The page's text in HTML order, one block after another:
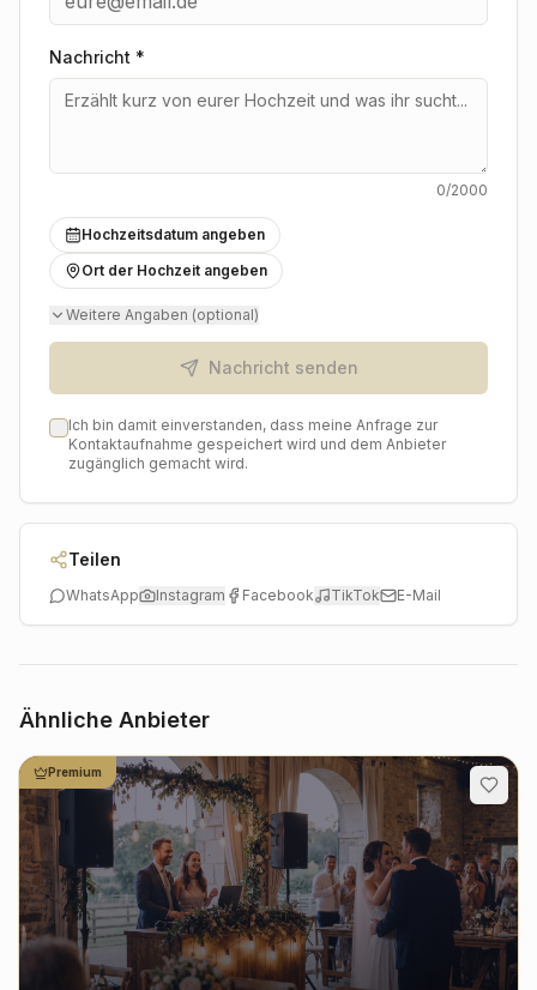
Nachricht *
0/2000
Hochzeitsdatum angeben
Ort der Hochzeit angeben
Weitere Angaben (optional)
Nachricht senden
Ich bin damit einverstanden, dass meine Anfrage zur
Kontaktaufnahme gespeichert wird und dem Anbieter
zugänglich gemacht wird.
Teilen
WhatsApp Instagram Facebook TikTok E-Mail
Ähnliche Anbieter
Premium